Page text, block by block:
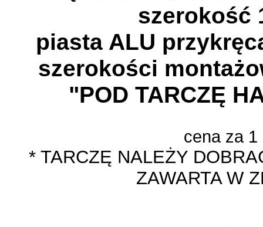
szerokość
piasta ALU
szerokości
"POD TARCZĘ
cena za 1
* TARCZĘ NALEŻY
ZAWARTA W